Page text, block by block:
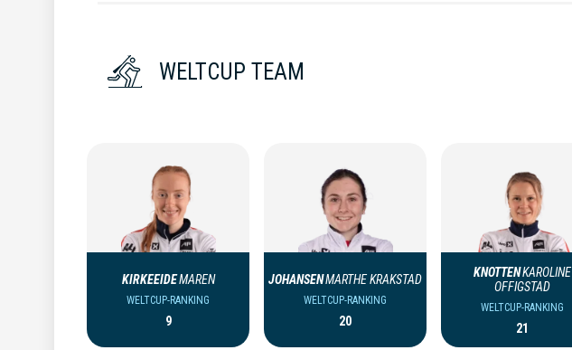
WELTCUP TEAM
KIRKEEIDEMAREN
WELTCUP-RANKING
9
JOHANSENMARTHE KRAKSTAD
WELTCUP-RANKING
20
KNOTTENKAROLINE
OFFIGSTAD
WELTCUP-RANKING
21